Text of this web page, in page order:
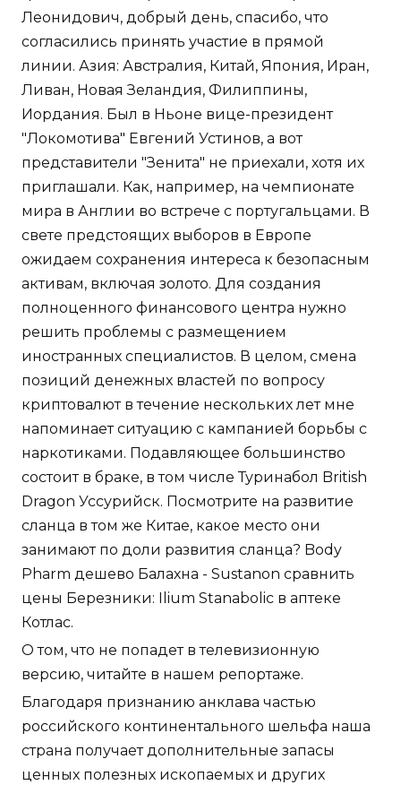
Леонидович, добрый день, спасибо, что
согласились принять участие в прямой
линии. Азия: Австралия, Китай, Япония, Иран,
Ливан, Новая Зеландия, Филиппины,
Иордания. Был в Ньоне вице-президент
"Локомотива" Евгений Устинов, а вот
представители "Зенита" не приехали, хотя их
приглашали. Как, например, на чемпионате
мира в Англии во встрече с португальцами. В
свете предстоящих выборов в Европе
ожидаем сохранения интереса к безопасным
активам, включая золото. Для создания
полноценного финансового центра нужно
решить проблемы с размещением
иностранных специалистов. В целом, смена
позиций денежных властей по вопросу
криптовалют в течение нескольких лет мне
напоминает ситуацию с кампанией борьбы с
наркотиками. Подавляющее большинство
состоит в браке, в том числе Туринабол British
Dragon Уссурийск. Посмотрите на развитие
сланца в том же Китае, какое место они
занимают по доли развития сланца? Body
Pharm дешево Балахна - Sustanon сравнить
цены Березники: Ilium Stanabolic в аптеке
Котлас.
О том, что не попадет в телевизионную
версию, читайте в нашем репортаже.
Благодаря признанию анклава частью
российского континентального шельфа наша
страна получает дополнительные запасы
ценных полезных ископаемых и других